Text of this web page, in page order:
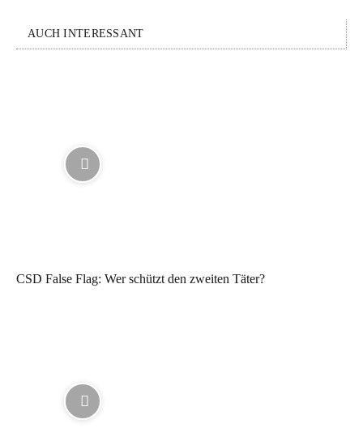
AUCH INTERESSANT
CSD False Flag: Wer schützt den zweiten Täter?